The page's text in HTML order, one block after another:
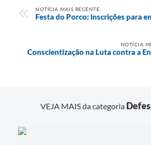
NOTÍCIA MAIS RECENTE
Festa do Porco: inscrições para
NOTÍCIA
Conscientização na Luta contra a
VEJA MAIS da categoria